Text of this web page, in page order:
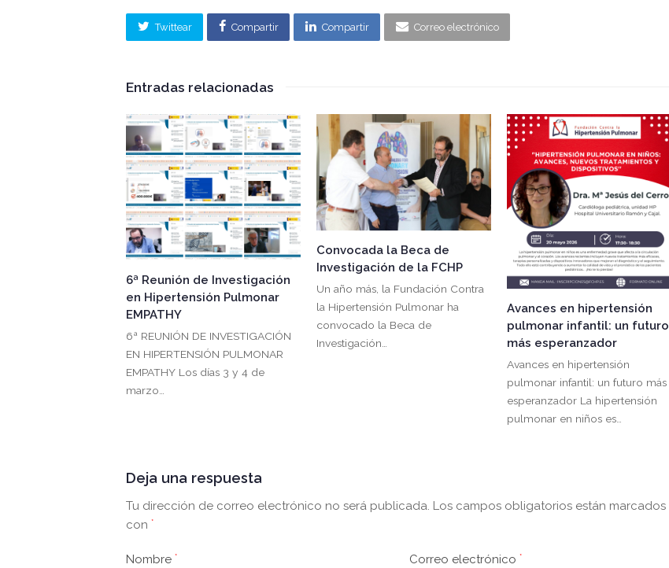
Twittear Compartir Compartir Correo electrónico
Entradas relacionadas
6ª Reunión de Investigación
en Hipertensión Pulmonar
EMPATHY
6ª REUNIÓN DE INVESTIGACIÓN
EN HIPERTENSIÓN PULMONAR
EMPATHY Los días 3 y 4 de
marzo…
Convocada la Beca de
Investigación de la FCHP
Un año más, la Fundación Contra
la Hipertensión Pulmonar ha
convocado la Beca de
Investigación…
Avances en hipertensión
pulmonar infantil: un futuro
más esperanzador
Avances en hipertensión
pulmonar infantil: un futuro más
esperanzador La hipertensión
pulmonar en niños es…
Deja una respuesta
Tu dirección de correo electrónico no será publicada. Los campos obligatorios están marcados
con *
Nombre * Correo electrónico *